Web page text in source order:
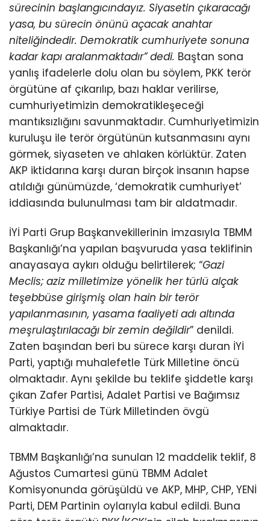
sürecinin başlangıcındayız. Siyasetin çıkaracağı
yasa, bu sürecin önünü açacak anahtar
niteliğindedir. Demokratik cumhuriyete sonuna
kadar kapı aralanmaktadır” dedi. Baştan sona
yanlış ifadelerle dolu olan bu söylem, PKK terör
örgütüne af çıkarılıp, bazı haklar verilirse,
cumhuriyetimizin demokratikleşeceği
mantıksızlığını savunmaktadır. Cumhuriyetimizin
kuruluşu ile terör örgütünün kutsanmasını aynı
görmek, siyaseten ve ahlaken körlüktür. Zaten
AKP iktidarına karşı duran birçok insanın hapse
atıldığı günümüzde, ‘demokratik cumhuriyet’
iddiasında bulunulması tam bir aldatmadır.
İYİ Parti Grup Başkanvekillerinin imzasıyla TBMM
Başkanlığı’na yapılan başvuruda yasa teklifinin
anayasaya aykırı olduğu belirtilerek; “Gazi
Meclis; aziz milletimize yönelik her türlü alçak
teşebbüse girişmiş olan hain bir terör
yapılanmasının, yasama faaliyeti adı altında
meşrulaştırılacağı bir zemin değildir” denildi.
Zaten başından beri bu sürece karşı duran İYİ
Parti, yaptığı muhalefetle Türk Milletine öncü
olmaktadır. Aynı şekilde bu teklife şiddetle karşı
çıkan Zafer Partisi, Adalet Partisi ve Bağımsız
Türkiye Partisi de Türk Milletinden övgü
almaktadır.
TBMM Başkanlığı’na sunulan 12 maddelik teklif, 8
Ağustos Cumartesi günü TBMM Adalet
Komisyonunda görüşüldü ve AKP, MHP, CHP, YENİ
Parti, DEM Partinin oylarıyla kabul edildi. Buna